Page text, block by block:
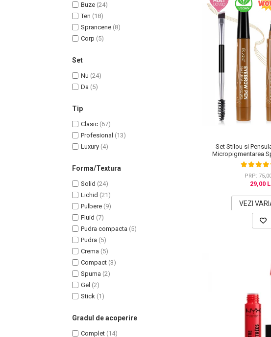
Buze (24)
Ten (18)
Sprancene (8)
Corp (5)
Set
Nu (24)
Da (5)
Tip
Clasic (67)
Profesional (13)
Luxury (4)
Forma/Textura
Solid (24)
Lichid (21)
Pulbere (9)
Fluid (7)
Pudra compacta (5)
Pudra (5)
Crema (5)
Compact (3)
Spuma (2)
Gel (2)
Stick (1)
Gradul de acoperire
Complet (14)
Set Stilou si
Micropigmentarea
Natural de
PRP:
29,00
VEZI